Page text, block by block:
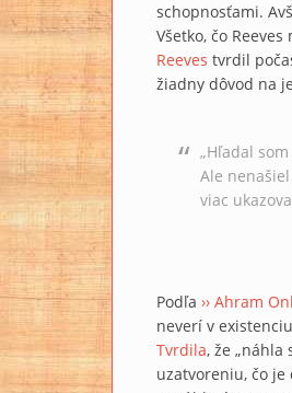
schopnosťami.
Všetko, čo
Reeves tvrdil
žiadny dôvod na
„Hľadal
Ale
viac
Podľa ›› Ahram
neverí v
Tvrdila, že
uzatvoreniu, čo je